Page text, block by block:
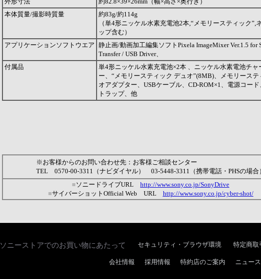
本体質量/撮影時質量
約83g/約114g
（単4形ニッケル水素充電池2本,“メモリースティック”,
ップ含む）
アプリケーションソフトウエア 静止画/動画加工編集ソフトPixela ImageMixer Ver.1.5 for
Transfer / USB Driver、
付属品
単4形ニッケル水素充電池×2本 、ニッケル水素電池チャ
ー、“メモリースティック デュオ”(8MB)、メモリーステ
オアダプター、USBケーブル、CD-ROM×1、電源コー
トラップ、他
※お客様からのお問い合わせ先：お客様ご相談センター
TEL 0570-00-3311（ナビダイヤル） 03-5448-3311（携帯電話・PHSの場合）
■ ソニードライブURL http://www.sony.co.jp/SonyDrive
■サイバーショットOfficial Web URL http://www.sony.co.jp/cyber-shot/
ソニーストアでのお買い物にあたって セキュリティ・ブラウザ環境 特定商取
会社情報 採用情報 特約店のご案内 ニュー